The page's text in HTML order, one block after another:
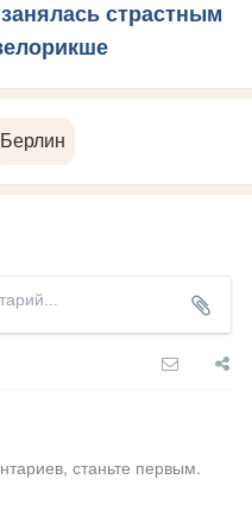
страстным
Берлин
станьте первым.